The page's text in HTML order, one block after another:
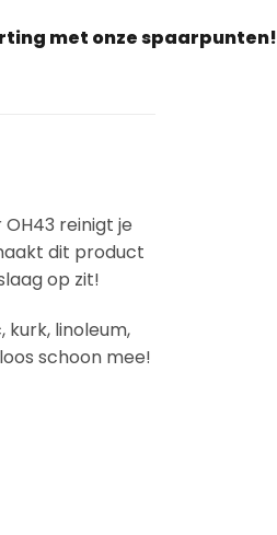
met onze spaarpunten!
reinigt je
dit product
op zit!
linoleum,
schoon mee!